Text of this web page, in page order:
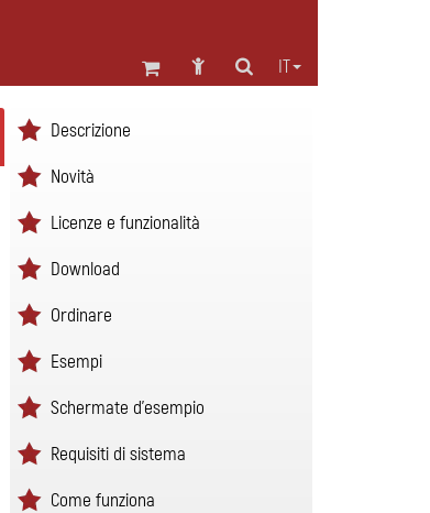
IT
Descrizione
Novità
Licenze e funzionalità
Download
Ordinare
Esempi
Schermate d'esempio
Requisiti di sistema
Come funziona